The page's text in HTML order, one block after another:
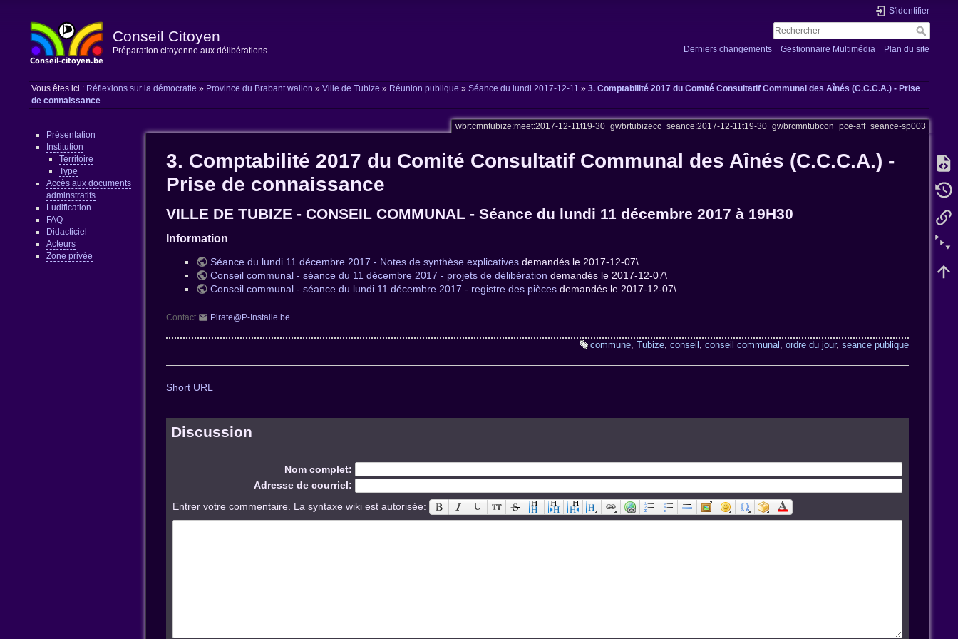
Conseil Citoyen
Préparation citoyenne aux délibérations
S'identifier
Derniers changements Gestionnaire Multimédia Plan du site
Vous êtes ici : Réflexions sur la démocratie » Province du Brabant wallon »Ville de Tubize » Réunion publique »Séance du lundi 2017-12-11 »3. Comptabilité 2017 du Comité Consultatif Communal des Aînés (C.C.C.A.) - Prise
de connaissance
Présentation
Institution
Territoire
Type
Accès aux documents
adminstratifs
Ludification
FAQ
Didacticiel
Acteurs
Zone privée
wbr:cmntubize:meet:2017-12-11t19-30_gwbrtubizecc_seance:2017-12-11t19-30_gwbrcmntubcon_pce-aff_seance-sp003
3. Comptabilité 2017 du Comité Consultatif Communal des Aînés (C.C.C.A.) -
Prise de connaissance
VILLE DE TUBIZE - CONSEIL COMMUNAL - Séance du lundi 11 décembre 2017 à 19H30
Information
Séance du lundi 11 décembre 2017 - Notes de synthèse explicativesdemandés le 2017-12-07\
Conseil communal - séance du 11 décembre 2017 - projets de délibération demandés le 2017-12-07\
Conseil communal - séance du lundi 11 décembre 2017 - registre des piècesdemandés le 2017-12-07\
Contact Pirate@P-Installe.be
commune, Tubize, conseil , conseil communal , ordre du jour, seance publique
Short URL
Discussion
Nom complet:
Adresse de courriel:
Entrer votre commentaire. La syntaxe wiki est autorisée: